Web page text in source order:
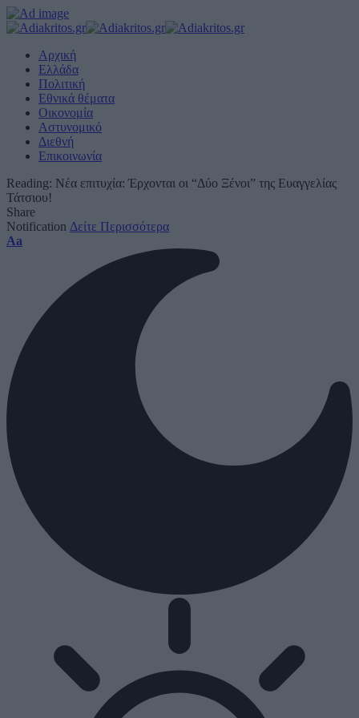
Αρχική
Ελλάδα
Πολιτική
Εθνικά θέματα
Οικονομία
Αστυνομικό
Διεθνή
Επικοινωνία
Reading: Νέα επιτυχία: Έρχονται οι “Δύο Ξένοι” της Ευαγγελίας
Τάτσιου!
Share
Notification Δείτε Περισσότερα
Font
Aa